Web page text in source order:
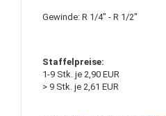
Gewinde: R 1/4" - R 1/2"
Staffelpreise:
1-9 Stk. je 2,90 EUR
> 9 Stk. je 2,61 EUR